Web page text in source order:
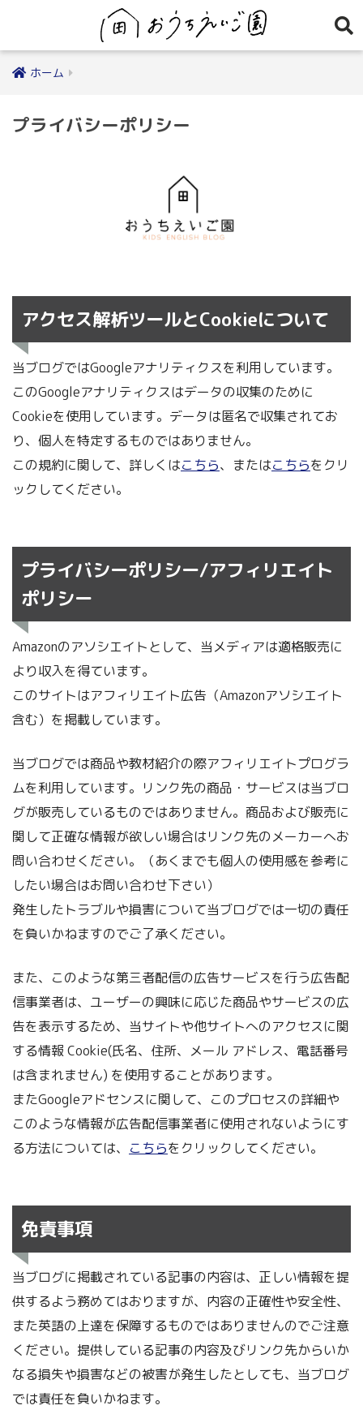
ホーム
プライバシーポリシー
アクセス解析ツールとCookieについて
当ブログではGoogleアナリティクスを利用しています。
このGoogleアナリティクスはデータの収集のために
Cookieを使用しています。データは匿名で収集されてお
り、個人を特定するものではありません。
この規約に関して、詳しくはこちら、またはこちらをクリ
ックしてください。
プライバシーポリシー/アフィリエイト
ポリシー
Amazonのアソシエイトとして、当メディアは適格販売に
より収入を得ています。
このサイトはアフィリエイト広告（Amazonアソシエイト
含む）を掲載しています。
当ブログでは商品や教材紹介の際アフィリエイトプログラ
ムを利用しています。リンク先の商品・サービスは当ブロ
グが販売しているものではありません。商品および販売に
関して正確な情報が欲しい場合はリンク先のメーカーへお
問い合わせください。（あくまでも個人の使用感を参考に
したい場合はお問い合わせ下さい）
発生したトラブルや損害について当ブログでは一切の責任
を負いかねますのでご了承ください。
また、このような第三者配信の広告サービスを行う広告配
信事業者は、ユーザーの興味に応じた商品やサービスの広
告を表示するため、当サイトや他サイトへのアクセスに関
する情報 Cookie(氏名、住所、メール アドレス、電話番号
は含まれません) を使用することがあります。
またGoogleアドセンスに関して、このプロセスの詳細や
このような情報が広告配信事業者に使用されないようにす
る方法については、 こちらをクリックしてください。
免責事項
当ブログに掲載されている記事の内容は、正しい情報を提
供するよう務めてはおりますが、内容の正確性や安全性、
また英語の上達を保障するものではありませんのでご注意
ください。提供している記事の内容及びリンク先からいか
なる損失や損害などの被害が発生したとしても、当ブログ
では責任を負いかねます。